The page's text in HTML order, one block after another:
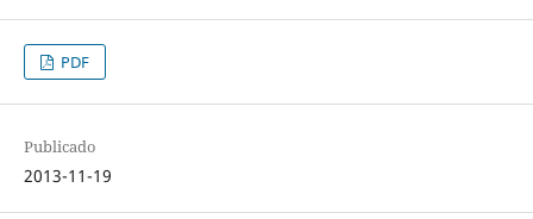
PDF
Publicado
2013-11-19